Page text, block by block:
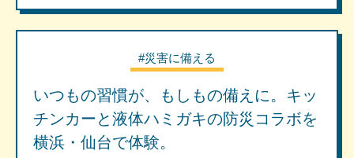
#災害に備える
いつもの習慣が、もしもの備えに。キッ
チンカーと液体ハミガキの防災コラボを
横浜・仙台で体験。